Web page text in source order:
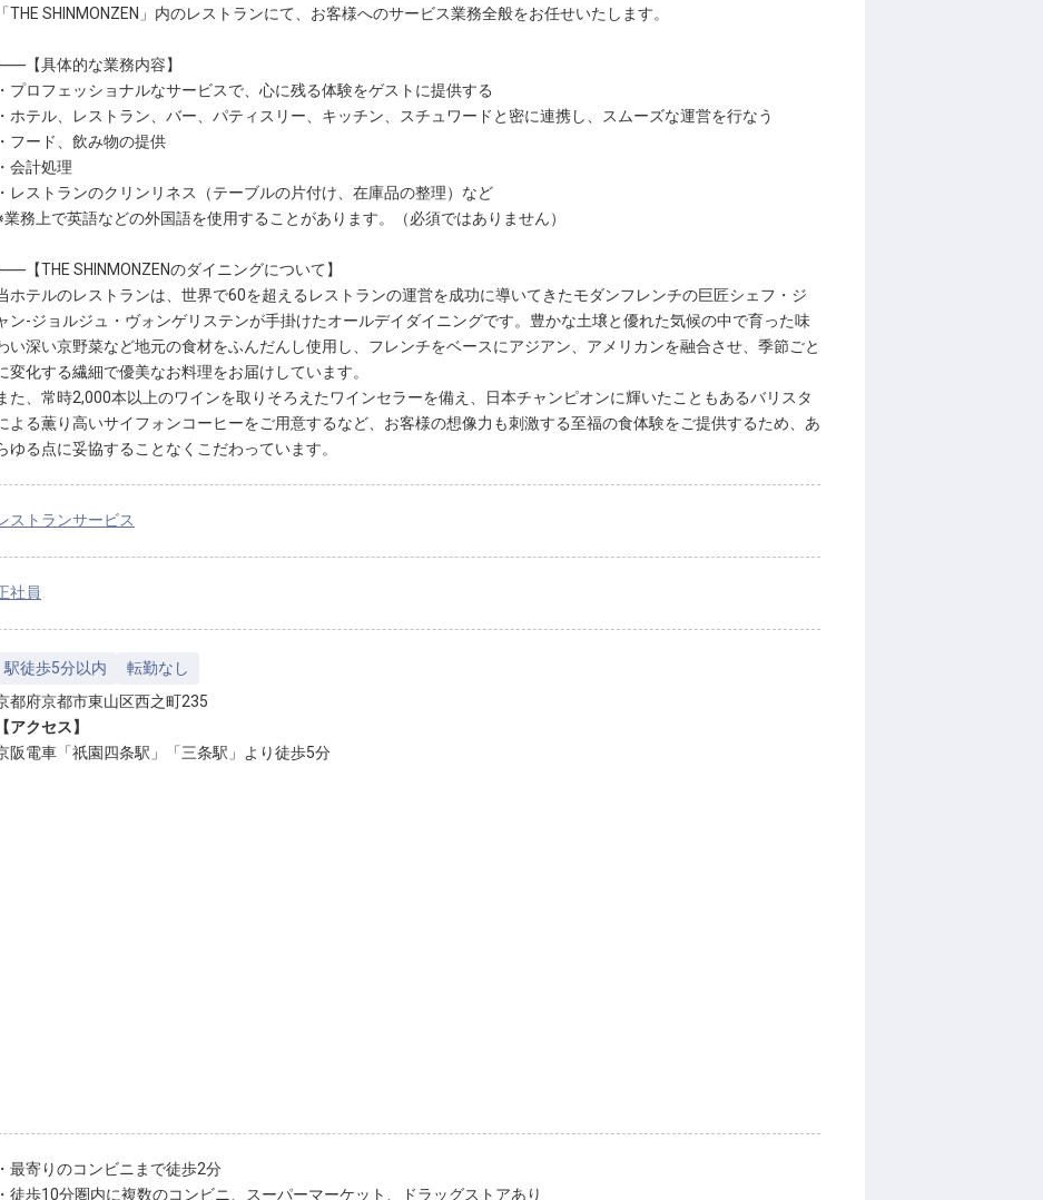
「THE SHINMONZEN」内のレストランにて、お客様へのサービス業務全般をお任せいたします。
【具体的な業務内容】
・プロフェッショナルなサービスで、心に残る体験をゲストに提供する
・ホテル、レストラン、バー、パティスリー、キッチン、スチュワードと密に連携し、スムーズな運営を行なう
・フード、飲み物の提供
・会計処理
・レストランのクリンリネス（テーブルの片付け、在庫品の整理）など
業務上で英語などの外国語を使用することがあります。（必須ではありません）
【THE SHINMONZENのダイニングについて】
ホテルのレストランは、世界で60を超えるレストランの運営を成功に導いてきたモダンフレンチの巨匠シェフ・ジ
ン-ジョルジュ・ヴォンゲリステンが手掛けたオールデイダイニングです。豊かな土壌と優れた気候の中で育った味
い深い京野菜など地元の食材をふんだんし使用し、フレンチをベースにアジアン、アメリカンを融合させ、季節ごと
変化する繊細で優美なお料理をお届けしています。
た、常時2,000本以上のワインを取りそろえたワインセラーを備え、日本チャンピオンに輝いたこともあるバリスタ
よる薫り高いサイフォンコーヒーをご用意するなど、お客様の想像力も刺激する至福の食体験をご提供するため、あ
ゆる点に妥協することなくこだわっています。
ストランサービス
社員
駅徒歩5分以内
転勤なし
都府京都市東山区西之町235
【アクセス】
阪電車「祇園四条駅」「三条駅」より徒歩5分
・最寄りのコンビニまで徒歩2分
・徒歩10分圏内に複数のコンビニ、スーパーマーケット、ドラッグストアあり